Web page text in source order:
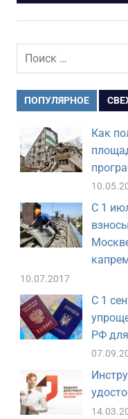
Поиск
ПОПУЛЯРНОЕ
Как
С 1
10.07.2017
С 1
РФ